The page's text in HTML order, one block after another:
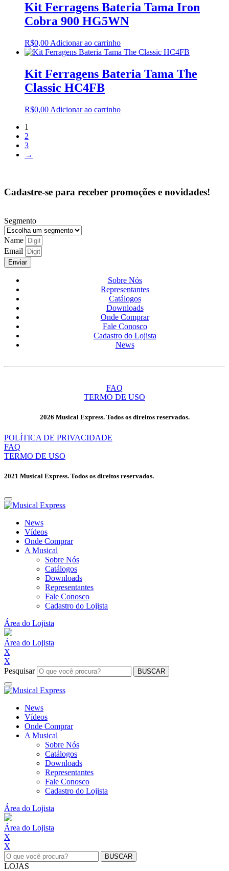
Kit Ferragens Bateria Tama Iron
Cobra 900 HG5WN
R$0,00 Adicionar ao carrinho
Kit Ferragens Bateria Tama The
Classic HC4FB
R$0,00 Adicionar ao carrinho
1
2
3
→
Cadastre-se para receber promoções e novidades!
Segmento
Name
Email
Enviar
Sobre Nós
Representantes
Catálogos
Downloads
Onde Comprar
Fale Conosco
Cadastro do Lojista
News
FAQ
TERMO DE USO
2026 Musical Express. Todos os direitos reservados.
POLÍTICA DE PRIVACIDADE
FAQ
TERMO DE USO
2021 Musical Express. Todos os direitos reservados.
News
Vídeos
Onde Comprar
A Musical
Sobre Nós
Catálogos
Downloads
Representantes
Fale Conosco
Cadastro do Lojista
Área do Lojista
Área do Lojista
X
X
Pesquisar
BUSCAR
News
Vídeos
Onde Comprar
A Musical
Sobre Nós
Catálogos
Downloads
Representantes
Fale Conosco
Cadastro do Lojista
Área do Lojista
Área do Lojista
X
X
LOJAS